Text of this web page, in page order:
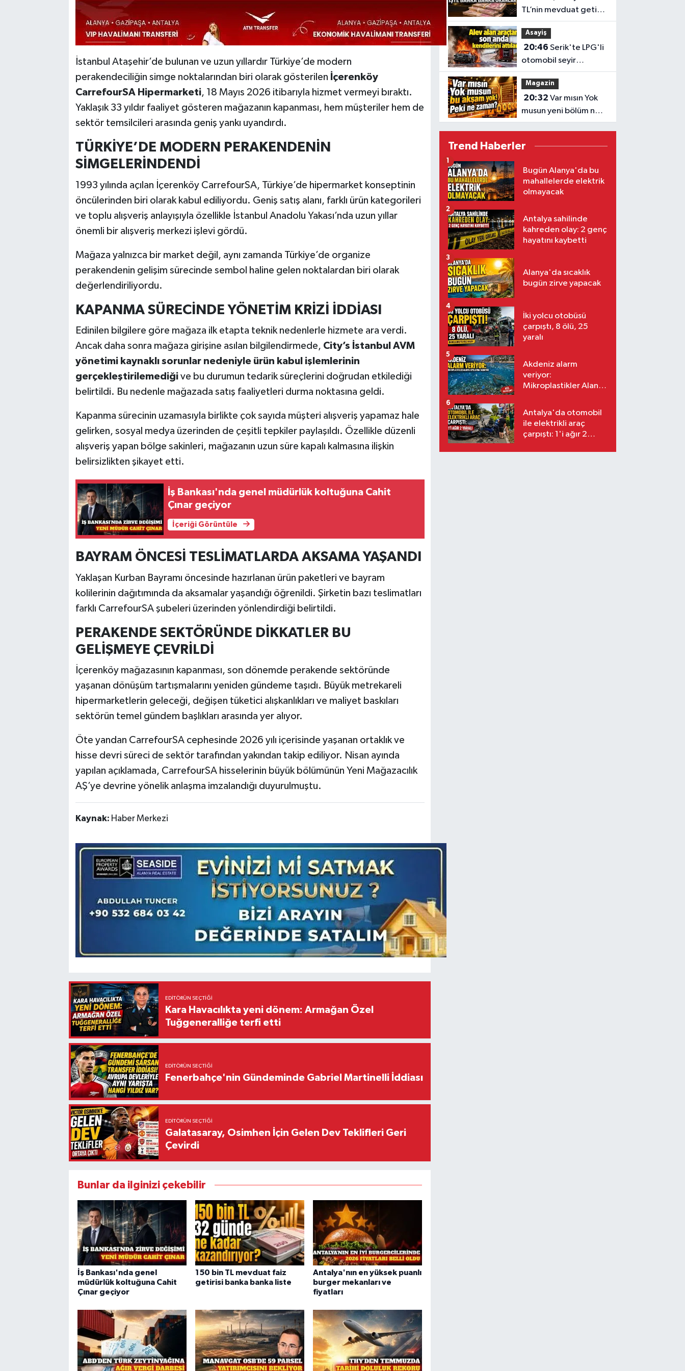
İstanbul Ataşehir’de bulunan ve uzun yıllardır Türkiye’de modern
perakendeciliğin simge noktalarından biri olarak gösterilen İçerenköy
CarrefourSA Hipermarketi, 18 Mayıs 2026 itibarıyla hizmet vermeyi bıraktı.
Yaklaşık 33 yıldır faaliyet gösteren mağazanın kapanması, hem müşteriler hem de
sektör temsilcileri arasında geniş yankı uyandırdı.
TÜRKİYE’DE MODERN PERAKENDENİN
SİMGELERİNDENDİ
1993 yılında açılan İçerenköy CarrefourSA, Türkiye’de hipermarket konseptinin
öncülerinden biri olarak kabul ediliyordu. Geniş satış alanı, farklı ürün kategorileri
ve toplu alışveriş anlayışıyla özellikle İstanbul Anadolu Yakası’nda uzun yıllar
önemli bir alışveriş merkezi işlevi gördü.
Mağaza yalnızca bir market değil, aynı zamanda Türkiye’de organize
perakendenin gelişim sürecinde sembol haline gelen noktalardan biri olarak
değerlendiriliyordu.
KAPANMA SÜRECİNDE YÖNETİM KRİZİ İDDİASI
Edinilen bilgilere göre mağaza ilk etapta teknik nedenlerle hizmete ara verdi.
Ancak daha sonra mağaza girişine asılan bilgilendirmede, City’s İstanbul AVM
yönetimi kaynaklı sorunlar nedeniyle ürün kabul işlemlerinin
gerçekleştirilemediğive bu durumun tedarik süreçlerini doğrudan etkilediği
belirtildi. Bu nedenle mağazada satış faaliyetleri durma noktasına geldi.
Kapanma sürecinin uzamasıyla birlikte çok sayıda müşteri alışveriş yapamaz hale
gelirken, sosyal medya üzerinden de çeşitli tepkiler paylaşıldı. Özellikle düzenli
alışveriş yapan bölge sakinleri, mağazanın uzun süre kapalı kalmasına ilişkin
belirsizlikten şikayet etti.
İş Bankası'nda genel müdürlük koltuğuna Cahit
Çınar geçiyor
İçeriği Görüntüle
BAYRAM ÖNCESİ TESLİMATLARDA AKSAMA YAŞANDI
Yaklaşan Kurban Bayramı öncesinde hazırlanan ürün paketleri ve bayram
kolilerinin dağıtımında da aksamalar yaşandığı öğrenildi. Şirketin bazı teslimatları
farklı CarrefourSA şubeleri üzerinden yönlendirdiği belirtildi.
PERAKENDE SEKTÖRÜNDE DİKKATLER BU
GELİŞMEYE ÇEVRİLDİ
İçerenköy mağazasının kapanması, son dönemde perakende sektöründe
yaşanan dönüşüm tartışmalarını yeniden gündeme taşıdı. Büyük metrekareli
hipermarketlerin geleceği, değişen tüketici alışkanlıkları ve maliyet baskıları
sektörün temel gündem başlıkları arasında yer alıyor.
Öte yandan CarrefourSA cephesinde 2026 yılı içerisinde yaşanan ortaklık ve
hisse devri süreci de sektör tarafından yakından takip ediliyor. Nisan ayında
yapılan açıklamada, CarrefourSA hisselerinin büyük bölümünün Yeni Mağazacılık
AŞ’ye devrine yönelik anlaşma imzalandığı duyurulmuştu.
Kaynak: Haber Merkezi
EDITÖRÜN SEÇTIĞI
Kara Havacılıkta yeni dönem: Armağan Özel
Tuğgeneralliğe terfi etti
EDITÖRÜN SEÇTIĞI
Fenerbahçe'nin Gündeminde Gabriel Martinelli İddiası
EDITÖRÜN SEÇTIĞI
Galatasaray, Osimhen İçin Gelen Dev Teklifleri Geri
Çevirdi
Bunlar da ilginizi çekebilir
İş Bankası'nda genel
müdürlük koltuğuna Cahit
Çınar geçiyor
150 bin TL mevduat faiz
getirisi banka banka liste
Antalya'nın en yüksek puanlı
burger mekanları ve
fiyatları
TL’nin mevduat getirisi
değişti
Asayiş
20:46 Serik'te LPG'li
otomobil seyir
halindeyken alev aldı
Magazin
20:32 Var mısın Yok
musun yeni bölüm ne
zaman?
Trend Haberler
Bugün Alanya'da bu
mahallelerde elektrik
olmayacak
1
Antalya sahilinde
kahreden olay: 2 genç
hayatını kaybetti
2
Alanya'da sıcaklık
bugün zirve yapacak
3
İki yolcu otobüsü
çarpıştı, 8 ölü, 25
yaralı
4
Akdeniz alarm
veriyor:
Mikroplastikler Alanya
5
Antalya'da otomobil
ile elektrikli araç
çarpıştı: 1'i ağır 2
6